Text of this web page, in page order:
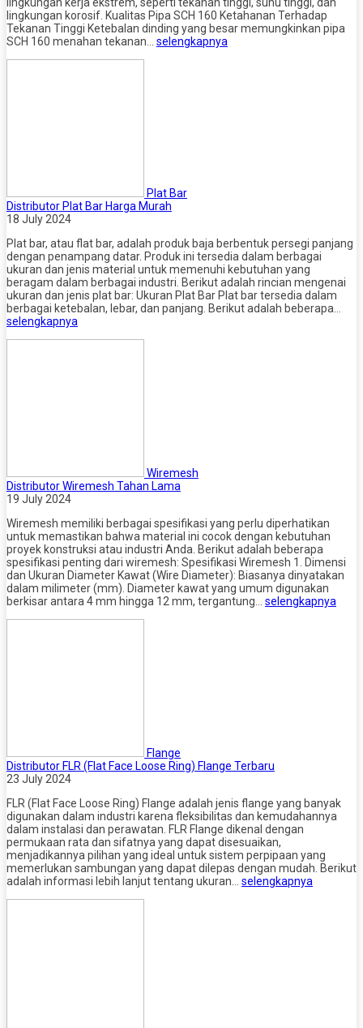
lingkungan korosif. Kualitas Pipa SCH 160 Ketahanan Terhadap
Tekanan Tinggi Ketebalan dinding yang besar memungkinkan pipa
SCH 160 menahan tekanan… selengkapnya
Plat Bar
Distributor Plat Bar Harga Murah
18 July 2024
Plat bar, atau flat bar, adalah produk baja berbentuk persegi panjang
dengan penampang datar. Produk ini tersedia dalam berbagai
ukuran dan jenis material untuk memenuhi kebutuhan yang
beragam dalam berbagai industri. Berikut adalah rincian mengenai
ukuran dan jenis plat bar: Ukuran Plat Bar Plat bar tersedia dalam
berbagai ketebalan, lebar, dan panjang. Berikut adalah beberapa…
selengkapnya
Wiremesh
Distributor Wiremesh Tahan Lama
19 July 2024
Wiremesh memiliki berbagai spesifikasi yang perlu diperhatikan
untuk memastikan bahwa material ini cocok dengan kebutuhan
proyek konstruksi atau industri Anda. Berikut adalah beberapa
spesifikasi penting dari wiremesh: Spesifikasi Wiremesh 1. Dimensi
dan Ukuran Diameter Kawat (Wire Diameter): Biasanya dinyatakan
dalam milimeter (mm). Diameter kawat yang umum digunakan
berkisar antara 4 mm hingga 12 mm, tergantung… selengkapnya
Flange
Distributor FLR (Flat Face Loose Ring) Flange Terbaru
23 July 2024
FLR (Flat Face Loose Ring) Flange adalah jenis flange yang banyak
digunakan dalam industri karena fleksibilitas dan kemudahannya
dalam instalasi dan perawatan. FLR Flange dikenal dengan
permukaan rata dan sifatnya yang dapat disesuaikan,
menjadikannya pilihan yang ideal untuk sistem perpipaan yang
memerlukan sambungan yang dapat dilepas dengan mudah. Berikut
adalah informasi lebih lanjut tentang ukuran… selengkapnya